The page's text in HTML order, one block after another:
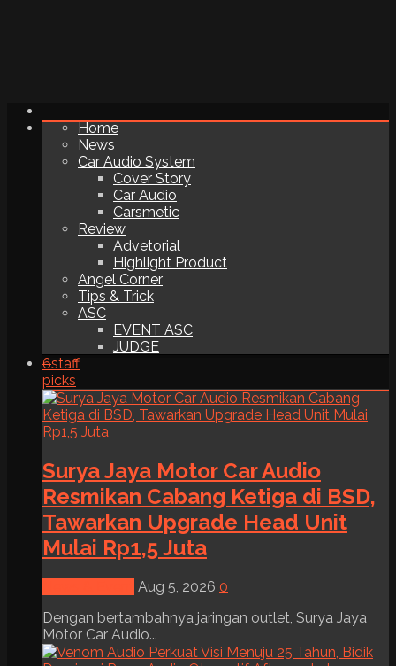
Home
News
Car Audio System
Cover Story
Car Audio
Carsmetic
Review
Advetorial
Highlight Product
Angel Corner
Tips & Trick
ASC
EVENT ASC
JUDGE
6staff
picks
Surya Jaya Motor Car Audio
Resmikan Cabang Ketiga di BSD,
Tawarkan Upgrade Head Unit
Mulai Rp1,5 Juta
Aug 5, 2026 0
Dengan bertambahnya jaringan outlet, Surya Jaya
Motor Car Audio...